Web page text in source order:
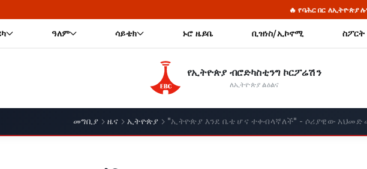
🔥 የባሕር በር ለኢትዮጵያ ሉዓላዊነት 🔥
ዓለም ሳይቴክ ኑሮ ዜይቤ ቢዝነስ/ኢኮኖሚ ስፖርት
የኢትዮጵያ ብሮድካስቲንግ ኮርፖሬሽን
ለኢትዮጵያ ልዕልና
መግቢያ ዜና ኢትዮጵያ "ኢትዮጵያ እንደ ቤቴ ሆና ተቀብላኛለች" - ሶሪያዊው